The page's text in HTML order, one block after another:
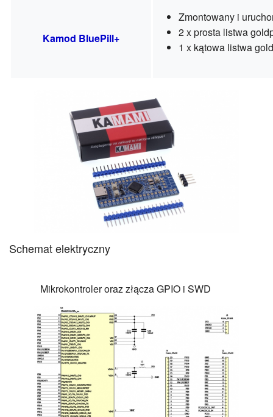
Kamod BluePill+
Zmontowany i
2 x prosta listwa
1 x kątowa listwa
Schemat elektryczny
Mikrokontroler oraz złącza GPIO i SWD